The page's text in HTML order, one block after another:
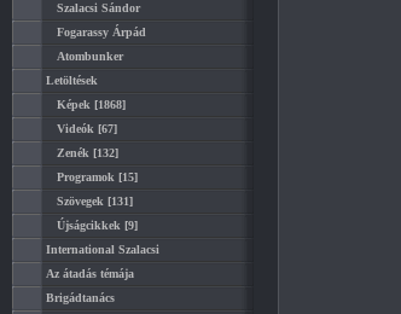
Szalacsi Sándor
Fogarassy Árpád
Atombunker
Letöltések
Képek [1868]
Videók [67]
Zenék [132]
Programok [15]
Szövegek [131]
Újságcikkek [9]
International Szalacsi
Az átadás témája
Brigádtanács